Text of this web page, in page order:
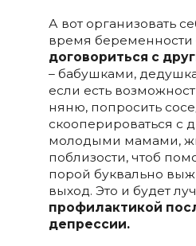
А вот организовать
время беременности
договориться с
– бабушками,
если есть
няню, попросить
скооперироваться с
молодыми мамами,
поблизости, чтоб
порой буквально
выход. Это и будет
профилактикой
депрессии.